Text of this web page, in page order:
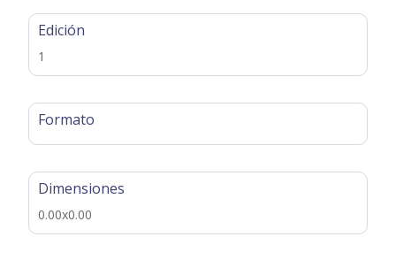
Edición
1
Formato
Dimensiones
0.00x0.00